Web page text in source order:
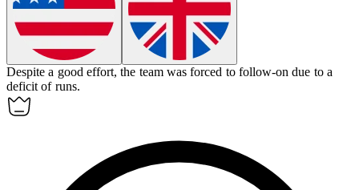
Despite a good effort, the team was forced to follow-on due to a
deficit of runs.